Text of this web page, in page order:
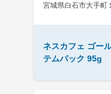
宮城県白石市大手町
ネスカフェ ゴー
テムパック 95g